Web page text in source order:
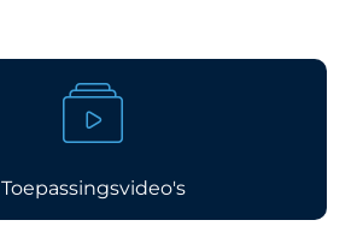
Toepassingsvideo's